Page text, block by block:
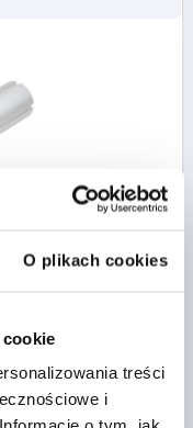
O plikach cookies
treści
i